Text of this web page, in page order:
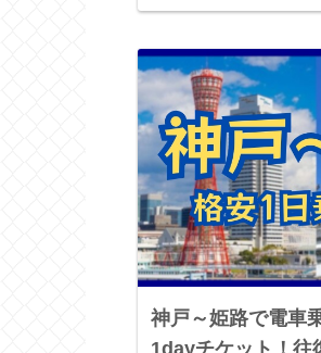
神戸～姫路で電車
1dayチケット！往